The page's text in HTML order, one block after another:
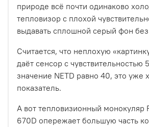
природе всё почти одинаково
тепловизор с плохой
выдавать сплошной серый фон
Считается, что неплохую
даёт сенсор с чувствительностью
значение NETD равно 40, это уже
показатель.
А вот тепловизионный монокуляр
670D опережает большую часть